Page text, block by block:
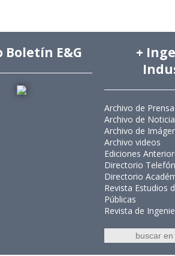
Boletín E&G
+
Archivo de Prensa
Archivo de
Archivo de
Archivo videos
Ediciones
Directorio
Directorio
Revista Estudios
Públicas
Revista de